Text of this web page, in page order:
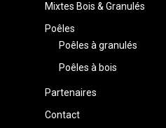
Mixtes Bois & Granulés
Poêles
Poêles à granulés
Poêles à bois
Partenaires
Contact